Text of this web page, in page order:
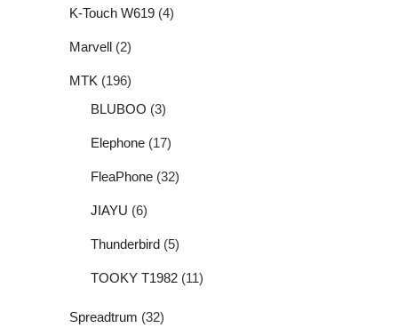
K-Touch W619 (4)
Marvell (2)
MTK (196)
BLUBOO (3)
Elephone (17)
FleaPhone (32)
JIAYU (6)
Thunderbird (5)
TOOKY T1982 (11)
Spreadtrum (32)